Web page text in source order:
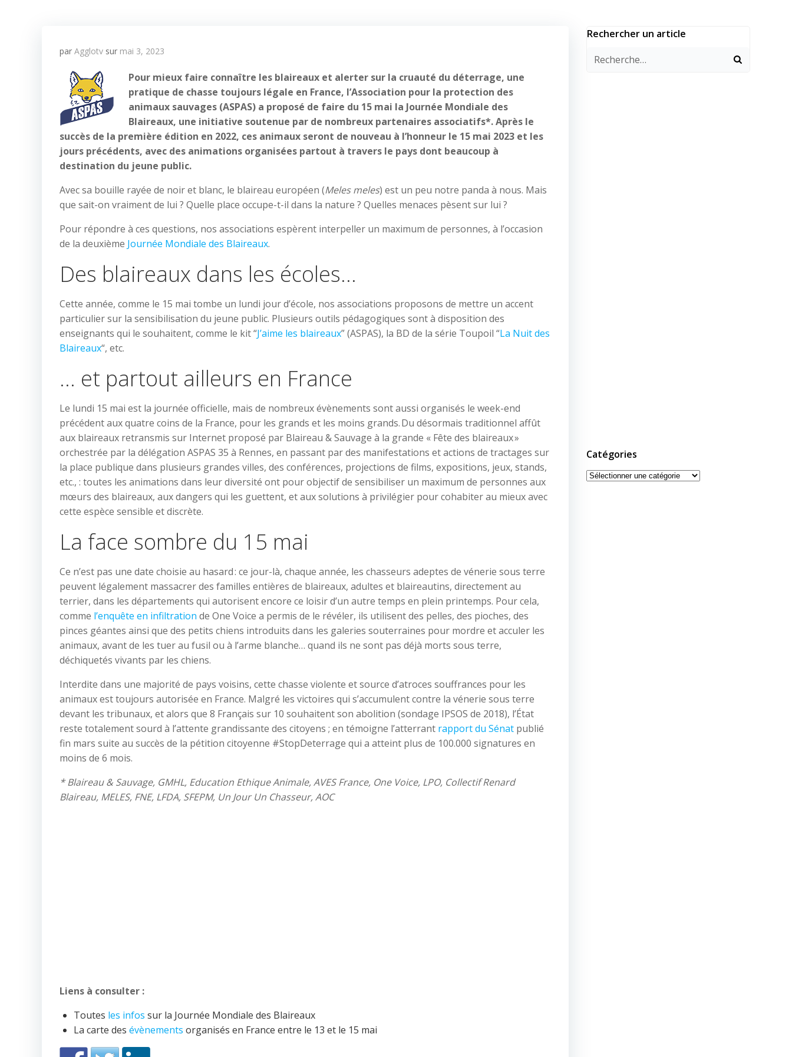
par Agglotv sur mai 3, 2023
Pour mieux faire connaître les blaireaux et alerter sur la cruauté du déterrage, une
pratique de chasse toujours légale en France, l’Association pour la protection des
animaux sauvages (ASPAS) a proposé de faire du 15 mai la Journée Mondiale des
Blaireaux, une initiative soutenue par de nombreux partenaires associatifs*. Après le
succès de la première édition en 2022, ces animaux seront de nouveau à l’honneur le 15 mai 2023 et les
jours précédents, avec des animations organisées partout à travers le pays dont beaucoup à
destination du jeune public.
Avec sa bouille rayée de noir et blanc, le blaireau européen (Meles meles) est un peu notre panda à nous. Mais
que sait-on vraiment de lui ? Quelle place occupe-t-il dans la nature ? Quelles menaces pèsent sur lui ?
Pour répondre à ces questions, nos associations espèrent interpeller un maximum de personnes, à l’occasion
de la deuxième Journée Mondiale des Blaireaux.
Des blaireaux dans les écoles…
Cette année, comme le 15 mai tombe un lundi jour d’école, nos associations proposons de mettre un accent
particulier sur la sensibilisation du jeune public. Plusieurs outils pédagogiques sont à disposition des
enseignants qui le souhaitent, comme le kit “J’aime les blaireaux” (ASPAS), la BD de la série Toupoil “La Nuit des
Blaireaux“, etc.
… et partout ailleurs en France
Le lundi 15 mai est la journée officielle, mais de nombreux évènements sont aussi organisés le week-end
précédent aux quatre coins de la France, pour les grands et les moins grands. Du désormais traditionnel affût
aux blaireaux retransmis sur Internet proposé par Blaireau & Sauvage à la grande « Fête des blaireaux »
orchestrée par la délégation ASPAS 35 à Rennes, en passant par des manifestations et actions de tractages sur
la place publique dans plusieurs grandes villes, des conférences, projections de films, expositions, jeux, stands,
etc., : toutes les animations dans leur diversité ont pour objectif de sensibiliser un maximum de personnes aux
mœurs des blaireaux, aux dangers qui les guettent, et aux solutions à privilégier pour cohabiter au mieux avec
cette espèce sensible et discrète.
La face sombre du 15 mai
Ce n’est pas une date choisie au hasard : ce jour-là, chaque année, les chasseurs adeptes de vénerie sous terre
peuvent légalement massacrer des familles entières de blaireaux, adultes et blaireautins, directement au
terrier, dans les départements qui autorisent encore ce loisir d’un autre temps en plein printemps. Pour cela,
comme l’enquête en infiltration de One Voice a permis de le révéler, ils utilisent des pelles, des pioches, des
pinces géantes ainsi que des petits chiens introduits dans les galeries souterraines pour mordre et acculer les
animaux, avant de les tuer au fusil ou à l’arme blanche… quand ils ne sont pas déjà morts sous terre,
déchiquetés vivants par les chiens.
Interdite dans une majorité de pays voisins, cette chasse violente et source d’atroces souffrances pour les
animaux est toujours autorisée en France. Malgré les victoires qui s’accumulent contre la vénerie sous terre
devant les tribunaux, et alors que 8 Français sur 10 souhaitent son abolition (sondage IPSOS de 2018), l’État
reste totalement sourd à l’attente grandissante des citoyens ; en témoigne l’atterrant rapport du Sénat publié
fin mars suite au succès de la pétition citoyenne #StopDeterrage qui a atteint plus de 100.000 signatures en
moins de 6 mois.
* Blaireau & Sauvage, GMHL, Education Ethique Animale, AVES France, One Voice, LPO, Collectif Renard
Blaireau, MELES, FNE, LFDA, SFEPM, Un Jour Un Chasseur, AOC
Liens à consulter :
Toutes les infos sur la Journée Mondiale des Blaireaux
La carte des évènements organisés en France entre le 13 et le 15 mai
Rechercher un article
Catégories
Catégories